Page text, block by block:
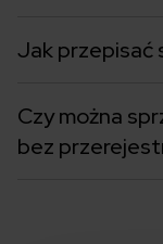
Jak przepisać
Czy można
bez